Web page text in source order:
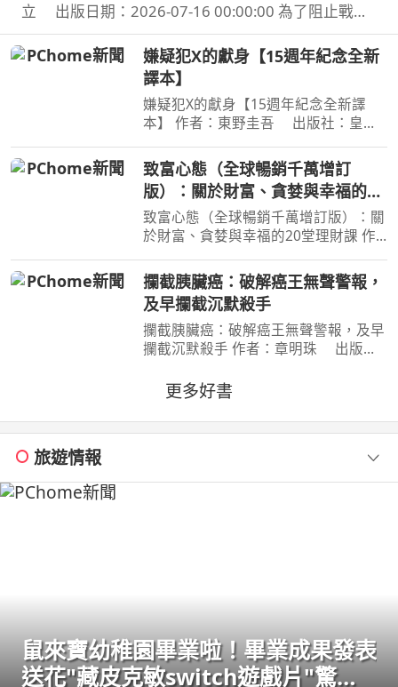
立 出版日期：2026-07-16 00:00:00 為了阻止戰爭
惡魔盤算的恐怖計畫，小死要求淀治出手相助，與此
同時想消除死之惡魔的公安也企圖與淀治接觸。夾在
嫌疑犯X的獻身【15週年紀念全新
譯本】
嫌疑犯X的獻身【15週年紀念全新譯
本】 作者：東野圭吾 出版社：皇冠
00:00:00 有一種愛情，永遠不會說出
「我愛妳」， 卻比任何關係都更刻骨
銘心…… 東野圭吾：在本格推理的
致富心態（全球暢銷千萬增訂
版）：關於財富、貪婪與幸福的20
堂理財課
致富心態（全球暢銷千萬增訂版）：關
於財富、貪婪與幸福的20堂理財課 作
文 林俊宏 出版社：天下文化出版社
出版日期：2026-02-02 00:00:00 特
別收錄２篇彩蛋加碼
攔截胰臟癌：破解癌王無聲警報，
及早攔截沉默殺手
攔截胰臟癌：破解癌王無聲警報，及早
攔截沉默殺手 作者：章明珠 出版
04 00:00:00 定期健檢正常，為何仍得
胰臟癌？ 台大權威醫師25年篩檢實
證， 鎖定胰臟癌關鍵1公分，
更多好書
旅遊情報
鼠來寶幼稚園畢業啦！畢業成果發表
送花"藏皮克敏switch遊戲片"驚喜